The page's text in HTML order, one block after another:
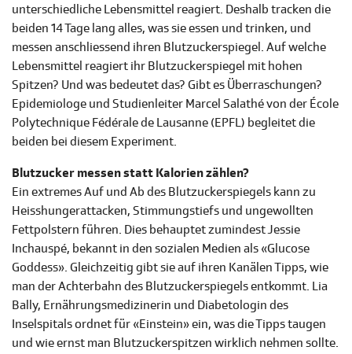
unterschiedliche Lebensmittel reagiert. Deshalb tracken die
beiden 14 Tage lang alles, was sie essen und trinken, und
messen anschliessend ihren Blutzuckerspiegel. Auf welche
Lebensmittel reagiert ihr Blutzuckerspiegel mit hohen
Spitzen? Und was bedeutet das? Gibt es Überraschungen?
Epidemiologe und Studienleiter Marcel Salathé von der École
Polytechnique Fédérale de Lausanne (EPFL) begleitet die
beiden bei diesem Experiment.
Blutzucker messen statt Kalorien zählen?
Ein extremes Auf und Ab des Blutzuckerspiegels kann zu
Heisshungerattacken, Stimmungstiefs und ungewollten
Fettpolstern führen. Dies behauptet zumindest Jessie
Inchauspé, bekannt in den sozialen Medien als «Glucose
Goddess». Gleichzeitig gibt sie auf ihren Kanälen Tipps, wie
man der Achterbahn des Blutzuckerspiegels entkommt. Lia
Bally, Ernährungsmedizinerin und Diabetologin des
Inselspitals ordnet für «Einstein» ein, was die Tipps taugen
und wie ernst man Blutzuckerspitzen wirklich nehmen sollte.